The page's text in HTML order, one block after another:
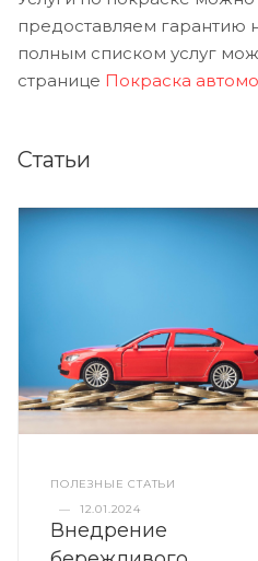
предоставляем гарантию
полным списком услуг
странице Покраска
Статьи
ПОЛЕЗНЫЕ СТАТЬИ
—
12.01.2024
Внедрение